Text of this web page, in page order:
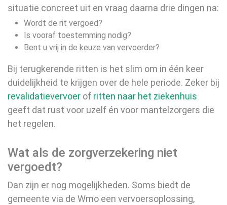
situatie concreet uit en vraag daarna drie dingen na:
Wordt de rit vergoed?
Is vooraf toestemming nodig?
Bent u vrij in de keuze van vervoerder?
Bij terugkerende ritten is het slim om in één keer
duidelijkheid te krijgen over de hele periode. Zeker bij
revalidatievervoer of ritten naar het ziekenhuis
geeft dat rust voor uzelf én voor mantelzorgers die
het regelen.
Wat als de zorgverzekering niet
vergoedt?
Dan zijn er nog mogelijkheden. Soms biedt de
gemeente via de Wmo een vervoersoplossing,